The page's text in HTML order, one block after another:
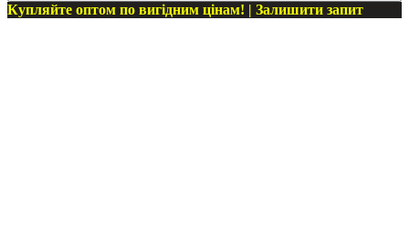
Купляйте оптом по вигідним цінам! | Залишити запит